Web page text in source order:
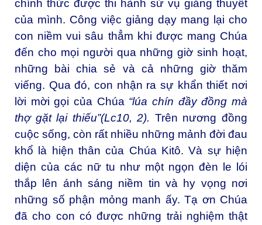
chính thức được thi hành sứ vụ giảng thuyết
của mình. Công việc giảng dạy mang lại cho
con niềm vui sâu thẳm khi được mang Chúa
đến cho mọi người qua những giờ sinh hoạt,
những bài chia sẻ và cả những giờ thăm
viếng. Qua đó, con nhận ra sự khẩn thiết nơi
lời mời gọi của Chúa “lúa chín đầy đồng mà
thợ gặt lại thiếu”(Lc10, 2). Trên nương đồng
cuộc sống, còn rất nhiều những mảnh đời đau
khổ là hiện thân của Chúa Kitô. Và sự hiện
diện của các nữ tu như một ngọn đèn le lói
thắp lên ánh sáng niềm tin và hy vọng nơi
những số phận mỏng manh ấy. Tạ ơn Chúa
đã cho con có được những trải nghiệm thật